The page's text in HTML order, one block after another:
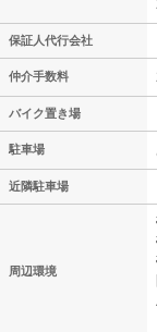
保証人代行会社
仲介手数料
バイク置き場
駐車場
近隣駐車場
周辺環境